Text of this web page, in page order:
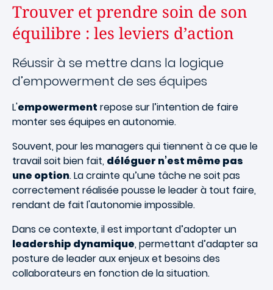
Trouver et prendre soin de son
équilibre : les leviers d’action
Réussir à se mettre dans la logique
d’empowerment de ses équipes
L'empowerment repose sur l’intention de faire
monter ses équipes en autonomie.
Souvent, pour les managers qui tiennent à ce que le
travail soit bien fait, déléguer n’est même pas
une option. La crainte qu’une tâche ne soit pas
correctement réalisée pousse le leader à tout faire,
rendant de fait l'autonomie impossible.
Dans ce contexte, il est important d’adopter un
leadership dynamique, permettant d’adapter sa
posture de leader aux enjeux et besoins des
collaborateurs en fonction de la situation.